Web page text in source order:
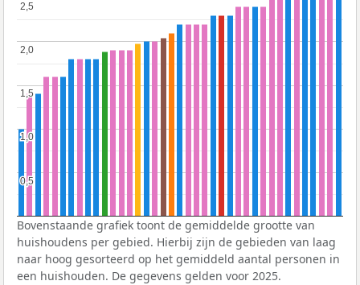
0,5
0,5
1,0
1,0
1,5
1,5
2,0
2,0
2,5
2,5
Bovenstaande grafiek toont de gemiddelde grootte van
huishoudens per gebied. Hierbij zijn de gebieden van laag
naar hoog gesorteerd op het gemiddeld aantal personen in
een huishouden. De gegevens gelden voor 2025.